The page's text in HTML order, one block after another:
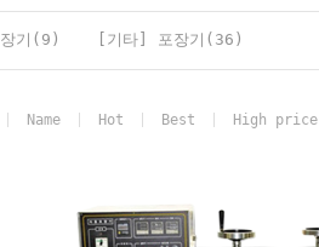
기(9) [기타] 포장기(36)
Name Hot Best High price